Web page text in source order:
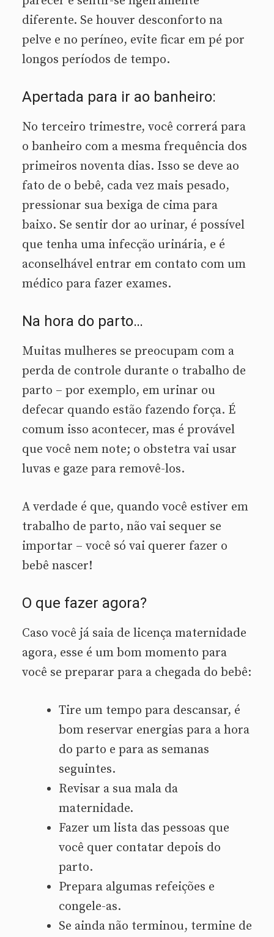
diferente. Se houver desconforto na
pelve e no períneo, evite ficar em pé por
longos períodos de tempo.
Apertada para ir ao banheiro:
No terceiro trimestre, você correrá para
o banheiro com a mesma frequência dos
primeiros noventa dias. Isso se deve ao
fato de o bebê, cada vez mais pesado,
pressionar sua bexiga de cima para
baixo. Se sentir dor ao urinar, é possível
que tenha uma infecção urinária, e é
aconselhável entrar em contato com um
médico para fazer exames.
Na hora do parto…
Muitas mulheres se preocupam com a
perda de controle durante o trabalho de
parto – por exemplo, em urinar ou
defecar quando estão fazendo força. É
comum isso acontecer, mas é provável
que você nem note; o obstetra vai usar
luvas e gaze para removê-los.
A verdade é que, quando você estiver em
trabalho de parto, não vai sequer se
importar – você só vai querer fazer o
bebê nascer!
O que fazer agora?
Caso você já saia de licença maternidade
agora, esse é um bom momento para
você se preparar para a chegada do bebê:
Tire um tempo para descansar, é
bom reservar energias para a hora
do parto e para as semanas
seguintes.
Revisar a sua mala da
maternidade.
Fazer um lista das pessoas que
você quer contatar depois do
parto.
Prepara algumas refeições e
congele-as.
Se ainda não terminou, termine de